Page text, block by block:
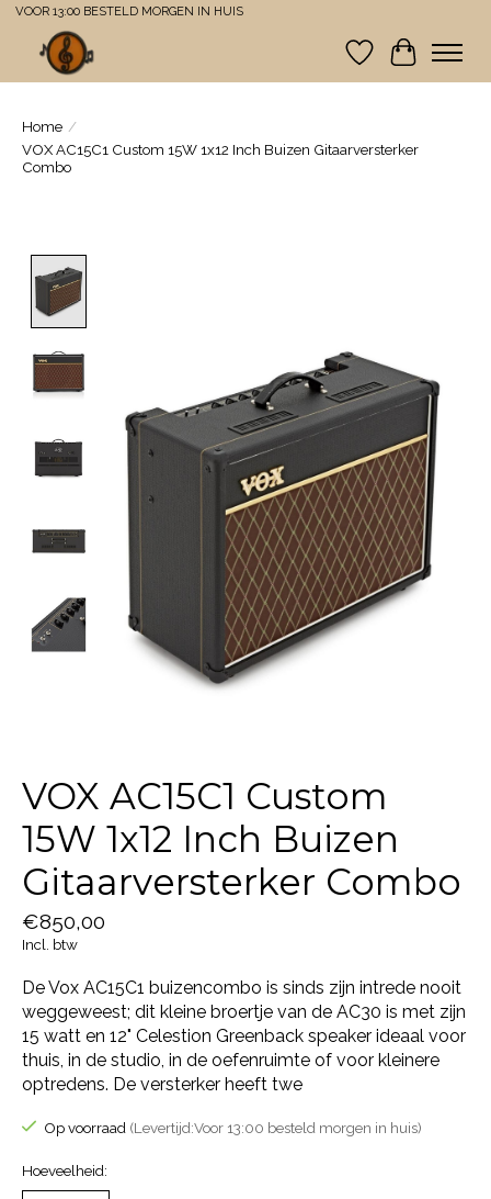
VOOR 13:00 BESTELD MORGEN IN HUIS
Verlanglijst
Home /
VOX AC15C1 Custom 15W 1x12 Inch Buizen Gitaarversterker
Combo
VOX AC15C1 Custom
15W 1x12 Inch Buizen
Gitaarversterker Combo
€850,00
Incl. btw
De Vox AC15C1 buizencombo is sinds zijn intrede nooit
weggeweest; dit kleine broertje van de AC30 is met zijn
15 watt en 12" Celestion Greenback speaker ideaal voor
thuis, in de studio, in de oefenruimte of voor kleinere
optredens. De versterker heeft twe
Op voorraad (Levertijd:Voor 13:00 besteld morgen in huis)
Hoeveelheid: